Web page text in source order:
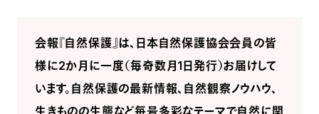
会報『自然保護』は、日本自然保護協会会員の皆
様に2か月に一度（毎奇数月1日発行）お届けして
います。自然保護の最新情報、自然観察ノウハウ、
生きものの生態など毎号多彩なテーマで自然に関